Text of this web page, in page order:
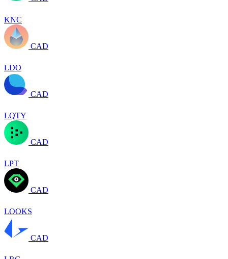
KNC
CAD
LDO
CAD
LQTY
CAD
LPT
CAD
LOOKS
CAD